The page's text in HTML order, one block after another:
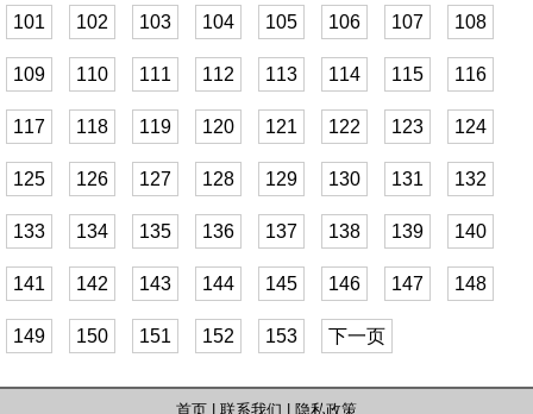
101 102 103 104 105 106 107 108
109 110 111 112 113 114 115 116
117 118 119 120 121 122 123 124
125 126 127 128 129 130 131 132
133 134 135 136 137 138 139 140
141 142 143 144 145 146 147 148
149 150 151 152 153 下一页
首页 联系我们 隐私政策